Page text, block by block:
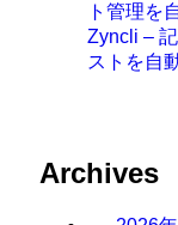
ト管理を
Zyncli –
ストを自
Archives